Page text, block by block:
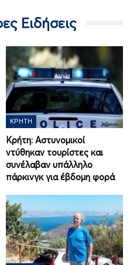
Ειδήσεις
ΚΡΉΤΗ
Κρήτη: Αστυνομικοί
ντύθηκαν τουρίστες και
συνέλαβαν υπάλληλο
πάρκινγκ για έβδομη φορά